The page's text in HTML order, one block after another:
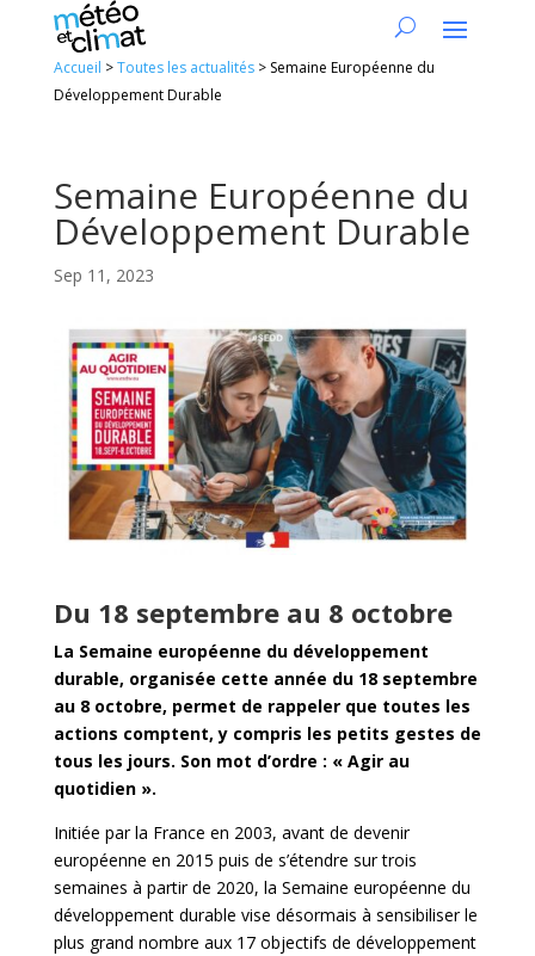
Accueil >Toutes les actualités> Semaine Européenne du
Développement Durable
Semaine Européenne du
Développement Durable
Sep 11, 2023
Du 18 septembre au 8 octobre
La Semaine européenne du développement
durable, organisée cette année du 18 septembre
au 8 octobre, permet de rappeler que toutes les
actions comptent, y compris les petits gestes de
tous les jours. Son mot d’ordre : « Agir au
quotidien ».
Initiée par la France en 2003, avant de devenir
européenne en 2015 puis de s’étendre sur trois
semaines à partir de 2020, la Semaine européenne du
développement durable vise désormais à sensibiliser le
plus grand nombre aux 17 objectifs de développement